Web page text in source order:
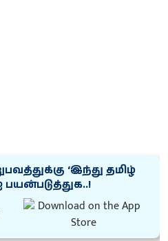
‘இந்து தமிழ்
பயன்படுத்துக..!